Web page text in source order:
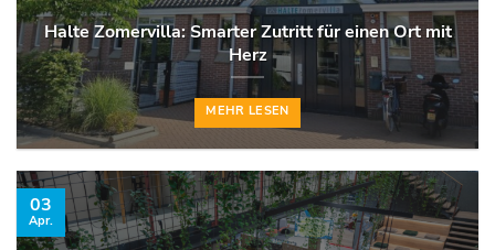
Halte Zomervilla: Smarter Zutritt für einen Ort mit
Herz
MEHR LESEN
03
Apr.